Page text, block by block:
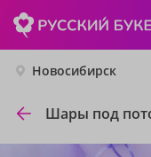
Новосибирск
Шары под